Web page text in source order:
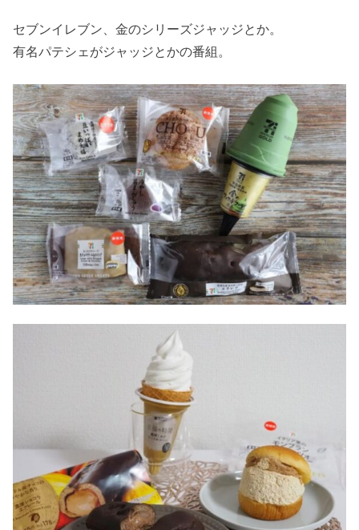
セブンイレブン、金のシリーズジャッジとか。
有名パテシェがジャッジとかの番組。